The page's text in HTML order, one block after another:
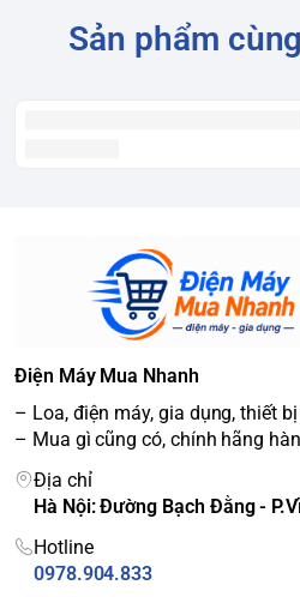
Sản phẩm
Điện Máy Mua Nhanh
– Loa, điện máy, gia dụng, thiết
– Mua gì cũng có, chính hãng
Địa chỉ
Hà Nội: Đường Bạch Đằng -
Hotline
0978.904.833